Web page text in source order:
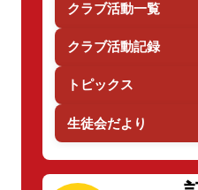
クラブ活動一覧
クラブ活動記録
トピックス
生徒会だより